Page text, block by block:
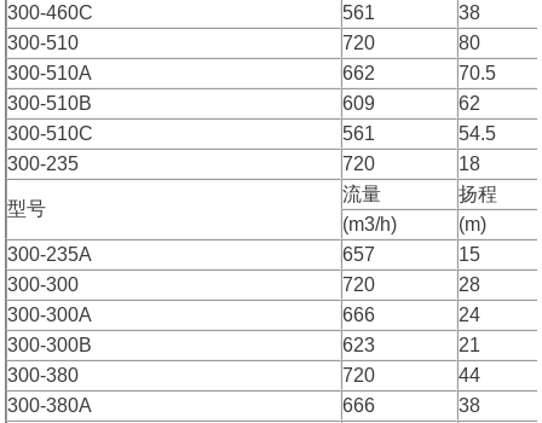
300-460C
561
38
300-510
720
80
300-510A
662
70.5
300-510B
609
62
300-510C
561
54.5
300-235
720 18
型号
流量
扬程
(m3/h)
(m)
300-235A
657
15
300-300
720
28
300-300A
666
24
300-300B
623
21
300-380
720
44
300-380A
666
38